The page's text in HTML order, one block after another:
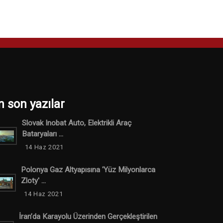
son yazılar
Slovak Inobat Auto, Elektrikli Araç
Bataryaları ...
14 Haz 2021
Polonya Gaz Altyapısına 'Yüz Milyonlarca
Zloty' ...
14 Haz 2021
İran’da Karayolu Üzerinden Gerçekleştirilen